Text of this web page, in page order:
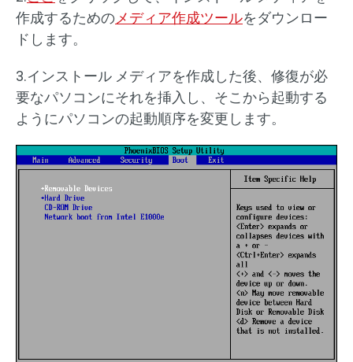
作成するためのメディア作成ツールをダウンロー
ドします。
3.インストール メディアを作成した後、修復が必
要なパソコンにそれを挿入し、そこから起動する
ようにパソコンの起動順序を変更します。